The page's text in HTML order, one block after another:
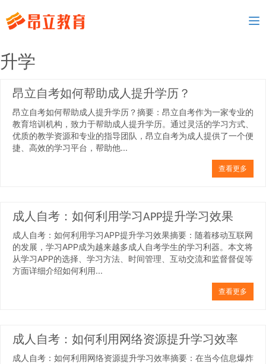
升学
昂立自考如何帮助成人提升学历？
昂立自考如何帮助成人提升学历？摘要：昂立自考作为一家专业的
教育培训机构，致力于帮助成人提升学历。通过灵活的学习方式、
优质的教学资源和专业的指导团队，昂立自考为成人提供了一个便
捷、高效的学习平台，帮助他...
查看更多
成人自考：如何利用学习APP提升学习效果
成人自考：如何利用学习APP提升学习效果摘要：随着移动互联网
的发展，学习APP成为越来越多成人自考学生的学习利器。本文将
从学习APP的选择、学习方法、时间管理、互动交流和监督督促等
方面详细介绍如何利用...
查看更多
成人自考：如何利用网络资源提升学习效率
成人自考：如何利用网络资源提升学习效率摘要：在当今信息爆炸